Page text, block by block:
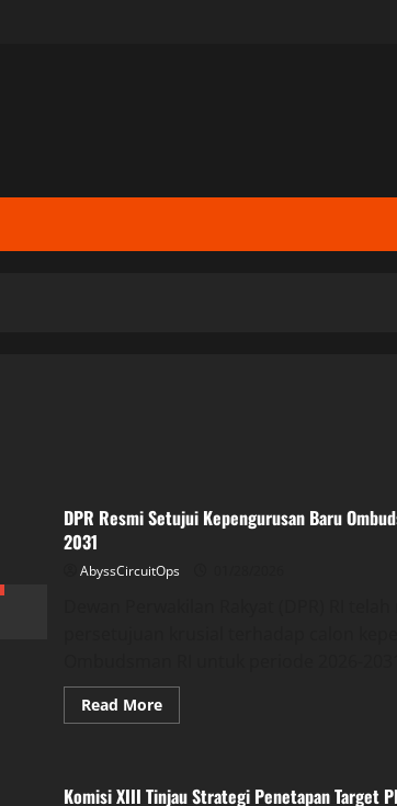
DPR Resmi Setujui Kepengurusan Baru
2031
AbyssCircuitOps
Read MoreRead
more
Kepengurusan
Komisi XIII Tinjau Strategi Penetapan Target